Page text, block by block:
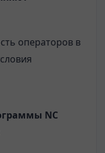
операторов в
NC